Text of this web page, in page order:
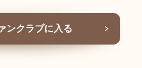
ンクラブに入る